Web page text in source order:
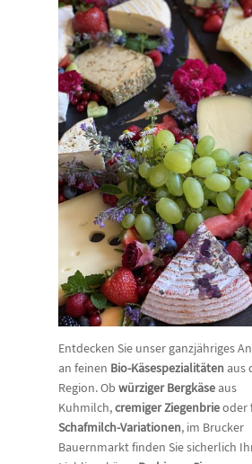
Entdecken Sie unser ganzjähriges
an feinen Bio-Käsespezialitätenaus
Region. Obwürziger Bergkäseaus
Kuhmilch,cremiger Ziegenbrieoder
Schafmilch-Variationen, im Brucker
Bauernmarkt finden Sie sicherlich